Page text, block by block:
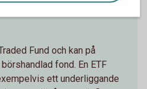
Fund och kan på
fond. En ETF
ett underliggande